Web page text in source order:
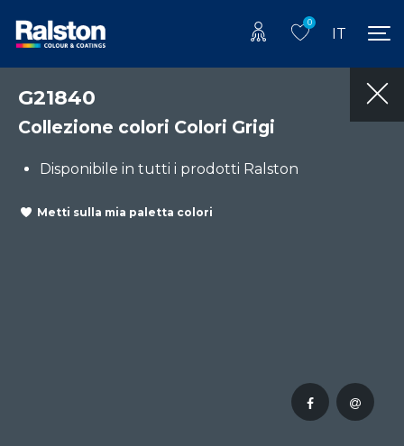
0
IT
G21840
Collezione colori Colori Grigi
Disponibile in tutti i prodotti Ralston
Metti sulla mia paletta colori